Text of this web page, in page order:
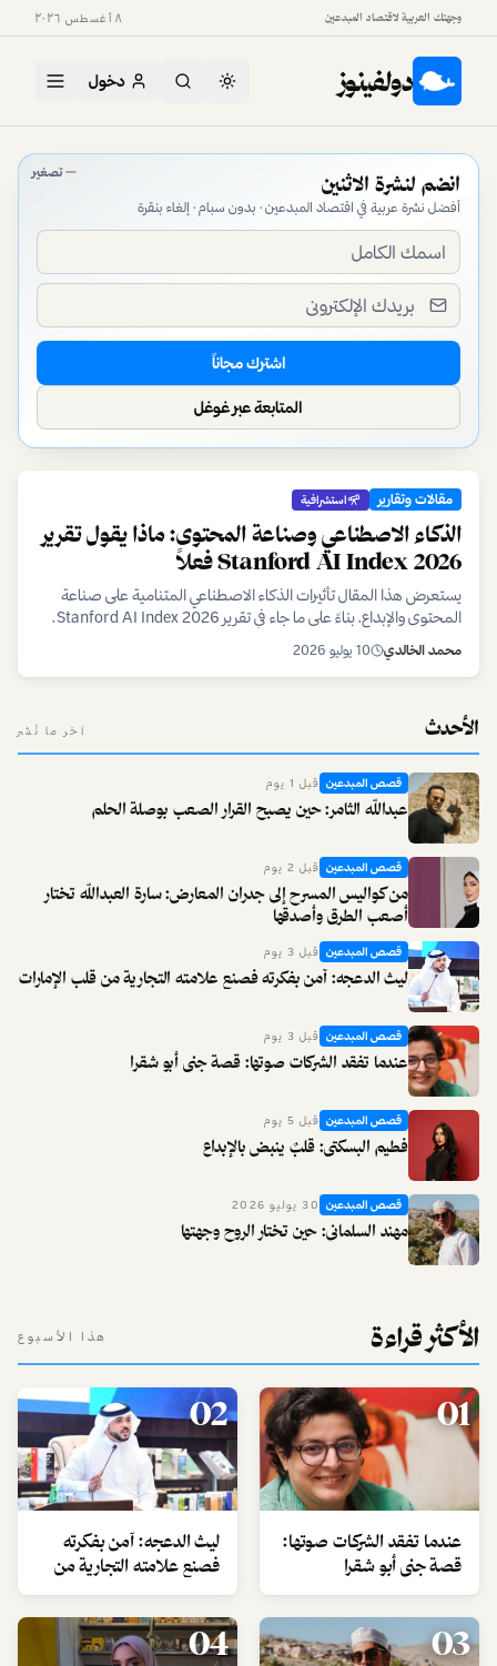
وجهتك العربية لاقتصاد المبدعين ٨ أغسطس ٢٠٢٦
دولفينوز دخول
دولفينوز — منصة اقتصاد المبدعين في العالم العربي تصغير انضم لنشرة الاثنين
أفضل نشرة عربية في اقتصاد المبدعين · بدون سبام · إلغاء بنقرة
اشترك مجاناً
المتابعة عبر غوغل
مقالات وتقارير استشرافية
الذكاء الاصطناعي وصناعة المحتوى: ماذا يقول تقرير
Stanford AI Index 2026 فعلاً
يستعرض هذا المقال تأثيرات الذكاء الاصطناعي المتنامية على صناعة
المحتوى والإبداع، بناءً على ما جاء في تقرير Stanford AI Index 2026.
نسلط الضوء على الفرص والتحديات التي يواجهها المبدعون في عصر الذكاء
الاصطناعي.
محمد الخالدي 10 يوليو 2026
الأحدث آخر ما نُشر
قصص المبدعين قبل 1 يوم
عبدالله الثامر: حين يصبح القرار الصعب بوصلة الحلم
قصص المبدعين قبل 2 يوم
من كواليس المسرح إلى جدران المعارض: سارة العبدالله تختار
أصعب الطرق وأصدقها
قصص المبدعين قبل 3 يوم
ليث الدعجه: آمن بفكرته فصنع علامته التجارية من قلب الإمارات
قصص المبدعين قبل 3 يوم
عندما تفقد الشركات صوتها: قصة جنى أبو شقرا
قصص المبدعين قبل 5 يوم
فطيم البسكتي: قلبٌ ينبض بالإبداع
قصص المبدعين 30 يوليو 2026
مهند السلماني: حين تختار الروح وجهتها
الأكثر قراءة هذا الأسبوع
01
عندما تفقد الشركات صوتها:
قصة جنى أبو شقرا
02
ليث الدعجه: آمن بفكرته
فصنع علامته التجارية من
قلب الإمارات
03
04